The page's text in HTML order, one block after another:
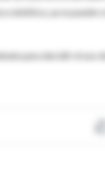
sintética, ya se puede
para decidir el uso